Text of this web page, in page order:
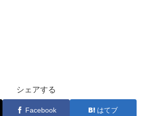
シェアする
Facebook はてブ